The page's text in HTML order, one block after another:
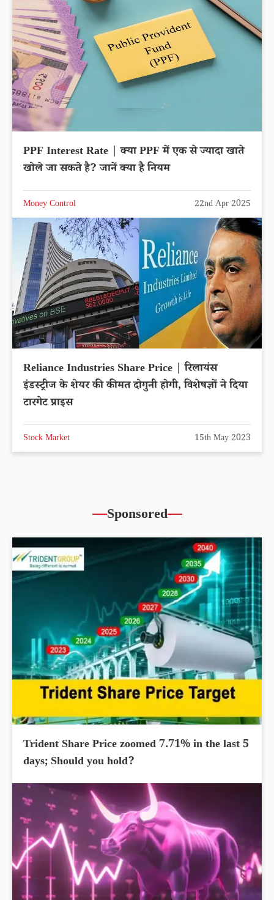
PPF Interest Rate | क्या PPF में एक से ज्यादा खाते
खोले जा सकते है? जानें क्या है नियम
Money Control 22nd Apr 2025
Reliance Industries Share Price | रिलायंस
इंडस्ट्रीज के शेयर की कीमत दोगुनी होगी, विशेषज्ञों ने दिया
टारगेट प्राइस
Stock Market 15th May 2023
Sponsored
Trident Share Price zoomed 7.71% in the last 5
days; Should you hold?